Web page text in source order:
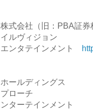
式会社（旧：PBA証券
ルヴィジョン
ンタテインメント
ールディングス
ローチ
ターテインメント